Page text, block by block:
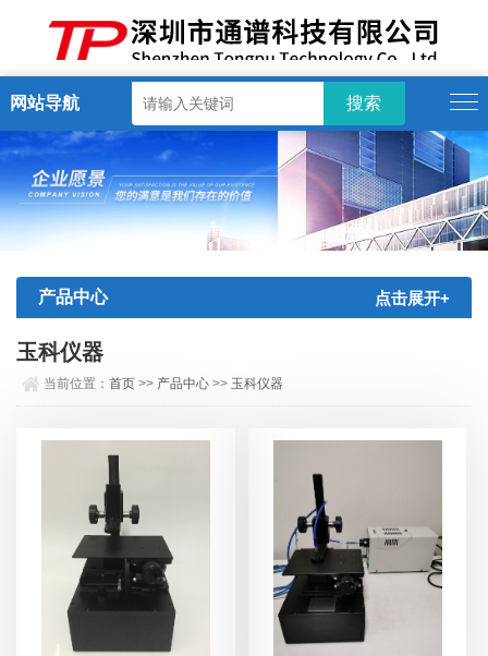
网站导航
产品中心 点击展开+
玉科仪器
当前位置：首页 >> 产品中心 >> 玉科仪器